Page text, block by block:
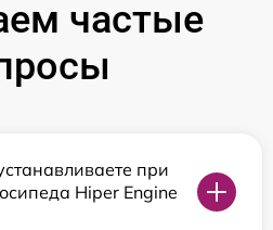
частые
при
Hiper Engine